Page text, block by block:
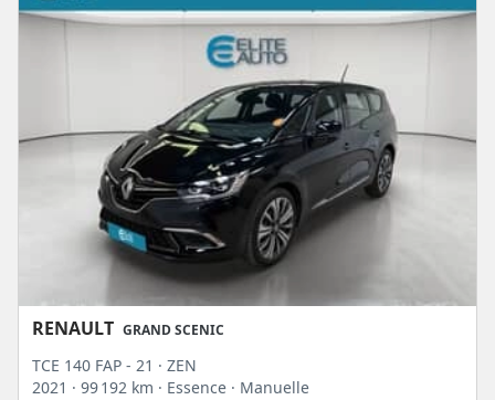
RENAULT GRAND SCENIC
TCE 140 FAP - 21 · ZEN
2021 · 99 192 km · Essence · Manuelle